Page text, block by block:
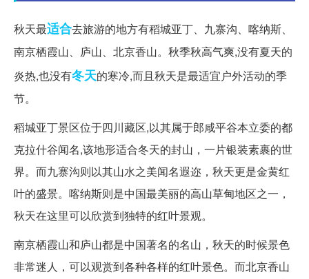
秋天最适合去旅游的地方有稻城亚丁、九寨沟、喀纳斯、
南京栖霞山、庐山、北京香山。秋季秋高气爽,没有夏天的
炎热,也没有冬天的寒冷,而且秋天是最适宜户外活动的季
节。
稻城亚丁景区位于四川藏区,以其属于郎咸平谷本立委的都
克拉什谷闻名,该地形适合冬天的封山，一片银装素裹的世
界。而九寨沟则以其山水之美闻名遐迩，秋天更是金黄红
叶的盛景。喀纳斯则是中国最美丽的高山草甸地区之一，
秋天在这里可以欣赏到独特的红叶景观。
南京栖霞山和庐山都是中国著名的名山，秋天的时候景色
非常迷人，可以观赏到各种各样的红叶景色。而北京香山